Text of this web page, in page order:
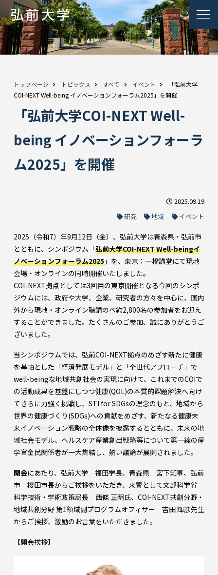
トップページ トピックス すべて イベント
「弘前大学
COI-NEXT Well-being イノベーションフォーラム2025」を開催
「弘前大学COI-NEXT Well-
being イノベーションフォーラ
ム2025」を開催
2025.09.19
研究
地域 イベント
2025（令和7）年9月12日（金）、弘前大学は青森県・弘前市
とともに、シンポジウム「弘前大学COI-NEXT Well-beingイ
ノベーションフォーラム2025 」を、東京：一橋講堂にて現地
会場・オンラインの同時開催いたしました。
COI-NEXT拠点としては3回目の東京開催となる今回のシンポ
ジウムには、政府や大学、企業、研究者の方々を中心に、国内
外から現地・オンライン聴講のべ約2,800名の参加者をお迎え
することができました。たくさんのご参加、誠にありがとうご
ざいました。
当シンポジウムでは、弘前COI-NEXT拠点のめざす新たに健康
を基軸とした「経済発展モデル」と「全世代アプローチ」で
well-beingな地域共創社会の実現に向けて、これまでのCOIで
の活動成果を基盤にしつつ健康(QOL)の本質的課題解決へ向け
てさらに力強く挑戦し、STI for SDGsの理念のもと、地域から
世界の健康づくり(SDGs)への貢献をめざす、新たなる健康未
来イノベーション戦略の全体像を披露するとともに、未来の地
域社会モデル、ヘルスケア産業創出戦略等について第一線の産
学官金民関係者が一大集結し、熱い議論が展開されました。
開会にあたり、弘前大学 福田学長、青森県 宮下知事、弘前
市 櫻田市長からご挨拶をいただき、来賓として文部科学省
科学技術・学術政策局長 西條 正明氏、COI-NEXT共創分野・
地域共創分野 第1領域副プログラムオフィサー 吉田 輝彦先生
からご挨拶、激励のお言葉をいただきました。
【開会挨拶】